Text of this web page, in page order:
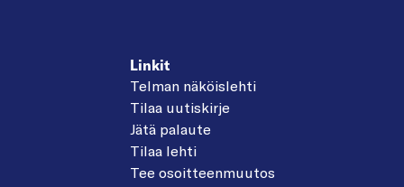
Linkit
Telman näköislehti
Tilaa uutiskirje
Jätä palaute
Tilaa lehti
Tee osoitteenmuutos